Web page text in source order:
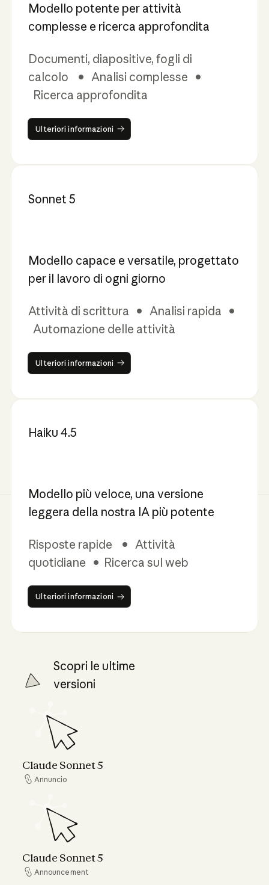
Modello potente per attività
complesse e ricerca approfondita
Documenti, diapositive, fogli di
calcolo • Analisi complesse •
Ricerca approfondita
Ulteriori informazioni
Ulteriori informazioni
Sonnet 5
Modello capace e versatile, progettato
per il lavoro di ogni giorno
Attività di scrittura • Analisi rapida •
Automazione delle attività
Ulteriori informazioni
Ulteriori informazioni
Haiku 4.5
Modello più veloce, una versione
leggera della nostra IA più potente
Risposte rapide • Attività
quotidiane • Ricerca sul web
Ulteriori informazioni
Ulteriori informazioni
Scopri le ultime
versioni
Claude Sonnet 5
Annuncio
Annuncio
Claude Sonnet 5
Announcement
Announcement